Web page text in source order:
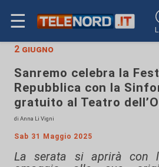
☰
2 giugno
Sanremo celebra la
Repubblica con la
gratuito al Teatro
di Anna Li Vigni
Sab 31 Maggio 2025
La serata si aprirà con